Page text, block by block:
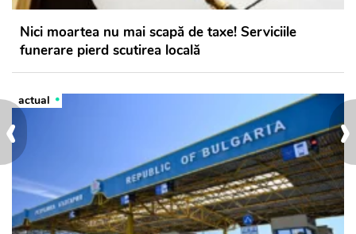
›
‹
Nici moartea nu mai scapă de taxe! Serviciile
funerare pierd scutirea locală
actual